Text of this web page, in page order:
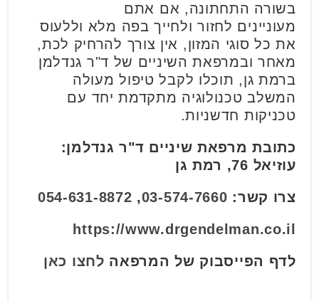
בשורה התחתונה, אם אתם
מעוניינים לחזור ולחייך בפה מלא וללעוס
את כל סוגי המזון, אין צורך להרחיק לכת,
מאחר ובמרפאת השיניים של ד"ר גנדלמן
ברמת גן, תוכלו לקבל טיפול מעולה
המשלב טכנולוגיה מתקדמת יחד עם
טכניקות חדשניות.
כתובת מרפאת שיניים ד"ר גנדלמן:
עוזיאל 76, רמת גן
צרו קשר: 03-574-7660
,
054-631-8872
https://www.drgendelman.co.il
לדף הפייסבוק של המרפאה לחצו כאן